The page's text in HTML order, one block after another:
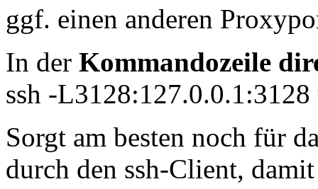
ggf. einen anderen
In der Kommandozeile
ssh -L3128:127.0.0.1:3128
Sorgt am besten noch für
durch den ssh-Client,